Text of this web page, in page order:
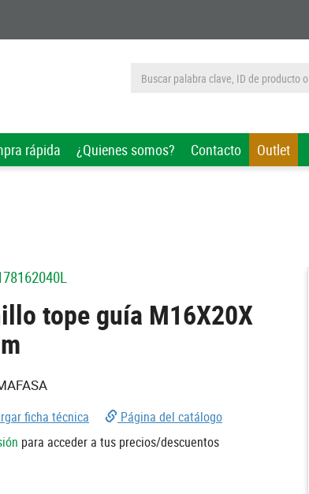
rápida ¿Quienes somos? Contacto Outlet
tope guía M16X20X
ficha técnica
Página del catálogo
para acceder a tus precios/descuentos